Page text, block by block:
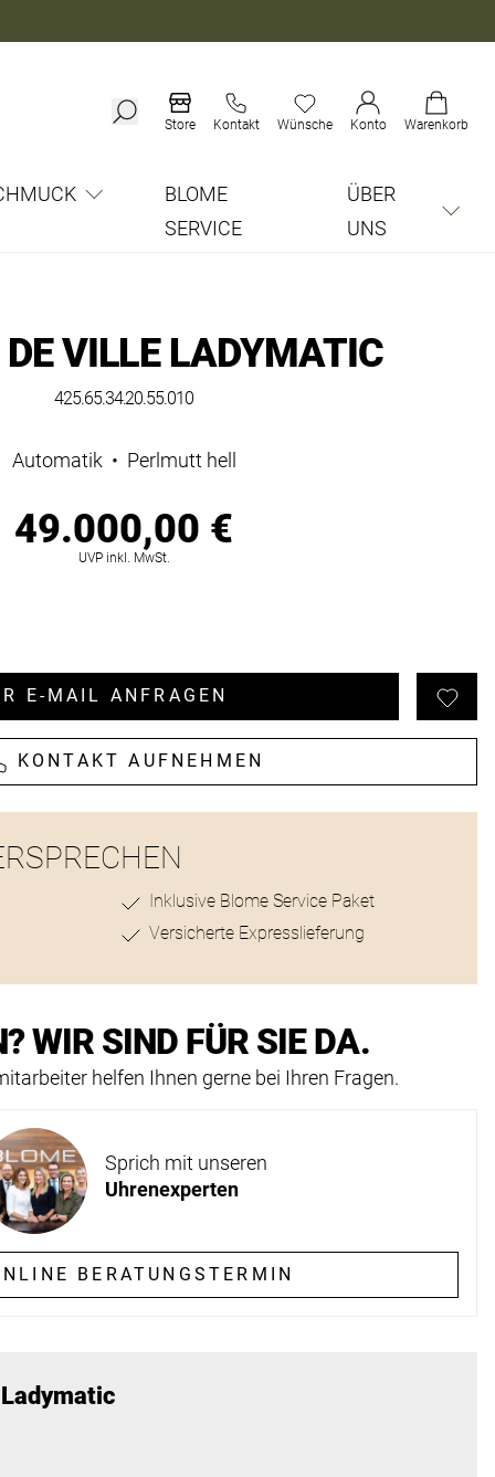
Store Kontakt Wünsche Konto Warenkorb
BLOME
SERVICE
ÜBER
UNS
VILLE LADYMATIC
425.65.34.20.55.010
Automatik • Perlmutt hell
49.000,00 €
UVP inkl. MwSt.
E-MAIL ANFRAGEN
KONTAKT AUFNEHMEN
Inklusive Blome Service Paket
Versicherte Expresslieferung
WIR SIND FÜR SIE DA.
helfen Ihnen gerne bei Ihren Fragen.
Sprich mit unseren
Uhrenexperten
BERATUNGSTERMIN